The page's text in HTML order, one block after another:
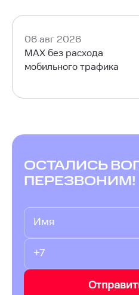
06 авг 2026
MAX без расхода
мобильного трафика
ОСТАЛИСЬ
ПЕРЕЗВОНИМ!